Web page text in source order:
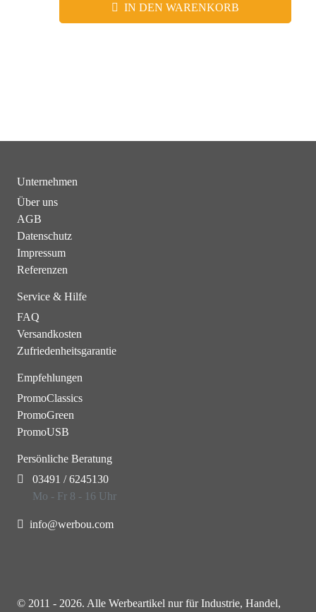
IN DEN WARENKORB
Unternehmen
Über uns
AGB
Datenschutz
Impressum
Referenzen
Service & Hilfe
FAQ
Versandkosten
Zufriedenheitsgarantie
Empfehlungen
PromoClassics
PromoGreen
PromoUSB
Persönliche Beratung
03491 / 6245130
Mo - Fr 8 - 16 Uhr
info@werbou.com
© 2011 - 2026. Alle Werbeartikel nur für Industrie, Handel,